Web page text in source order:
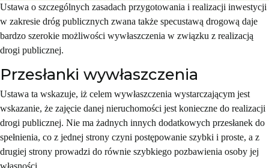
Ustawa o szczególnych zasadach przygotowania i realizacji inwestycji
w zakresie dróg publicznych zwana także specustawą drogową daje
bardzo szerokie możliwości wywłaszczenia w związku z realizacją
drogi publicznej.
Przesłanki wywłaszczenia
Ustawa ta wskazuje, iż celem wywłaszczenia wystarczającym jest
wskazanie, że zajęcie danej nieruchomości jest konieczne do realizacji
drogi publicznej. Nie ma żadnych innych dodatkowych przesłanek do
spełnienia, co z jednej strony czyni postępowanie szybki i proste, a z
drugiej strony prowadzi do równie szybkiego pozbawienia osoby jej
własności.